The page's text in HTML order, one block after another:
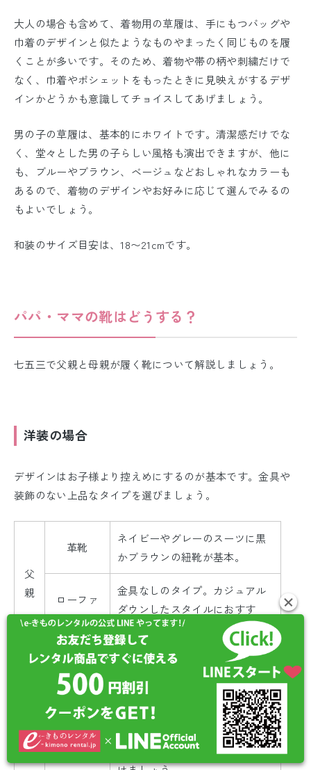
大人の場合も含めて、着物用の草履は、手にもつバッグや
巾着のデザインと似たようなものやまったく同じものを履
くことが多いです。そのため、着物や帯の柄や刺繍だけで
なく、巾着やポシェットをもったときに見映えがするデザ
インかどうかも意識してチョイスしてあげましょう。
男の子の草履は、基本的にホワイトです。清潔感だけでな
く、堂々とした男の子らしい風格も演出できますが、他に
も、ブルーやブラウン、ベージュなどおしゃれなカラーも
あるので、着物のデザインやお好みに応じて選んでみるの
もよいでしょう。
和装のサイズ目安は、18〜21cmです。
パパ・ママの靴はどうする？
七五三で父親と母親が履く靴について解説しましょう。
洋装の場合
デザインはお子様より控えめにするのが基本です。金具や
装飾のない上品なタイプを選びましょう。
父
親
革靴
ネイビーやグレーのスーツに黒
かブラウンの紐靴が基本。
ローファ
ー
金具なしのタイプ。カジュアル
ダウンしたスタイルにおすす
め。
パンプス
動きやすさを重視する人におす
すめ。黒・ネイビー・ベージュ
が基本。
ヒール
3〜5cmくらいが基本。ピンヒー
ル・オープントゥ・ブーツは避